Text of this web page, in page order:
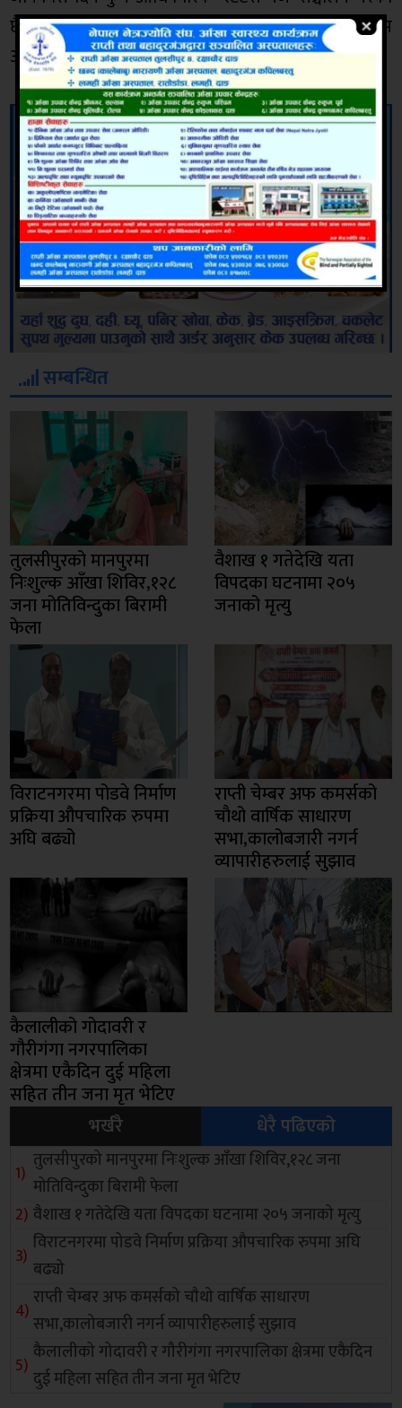
छैन भने उसको बिजनेस टूल्स स्टेटस पेजमा समेत यस
अवरोधबारे कुनै तत्काल अपडेट दिएको छैन ।
सम्बन्धित
तुलसीपुरको मानपुरमा
निःशुल्क आँखा शिविर,१२८
जना मोतिविन्दुका बिरामी
फेला
वैशाख १ गतेदेखि यता
विपदका घटनामा २०५
जनाको मृत्यु
विराटनगरमा पोडवे निर्माण
प्रक्रिया औपचारिक रुपमा
अघि बढ्यो
राप्ती चेम्बर अफ कमर्सको
चाैथो वार्षिक साधारण
सभा,कालोबजारी नगर्न
व्यापारीहरुलाई सुझाव
कैलालीको गोदावरी र
गौरीगंगा नगरपालिका
क्षेत्रमा एकैदिन दुई महिला
सहित तीन जना मृत भेटिए
भर्खरै
धेरै पढिएको
तुलसीपुरको मानपुरमा निःशुल्क आँखा शिविर,१२८ जना
मोतिविन्दुका बिरामी फेला
वैशाख १ गतेदेखि यता विपदका घटनामा २०५ जनाको मृत्यु
विराटनगरमा पोडवे निर्माण प्रक्रिया औपचारिक रुपमा अघि
बढ्यो
राप्ती चेम्बर अफ कमर्सको चाैथो वार्षिक साधारण
सभा,कालोबजारी नगर्न व्यापारीहरुलाई सुझाव
कैलालीको गोदावरी र गौरीगंगा नगरपालिका क्षेत्रमा एकैदिन
दुई महिला सहित तीन जना मृत भेटिए